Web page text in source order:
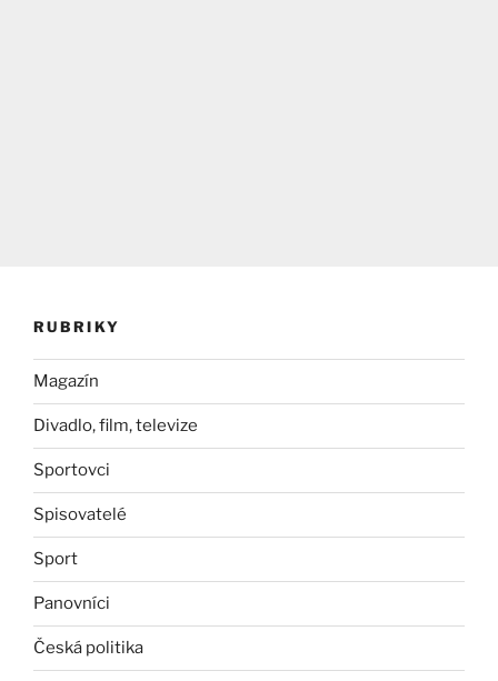
RUBRIKY
Magazín
Divadlo, film, televize
Sportovci
Spisovatelé
Sport
Panovníci
Česká politika